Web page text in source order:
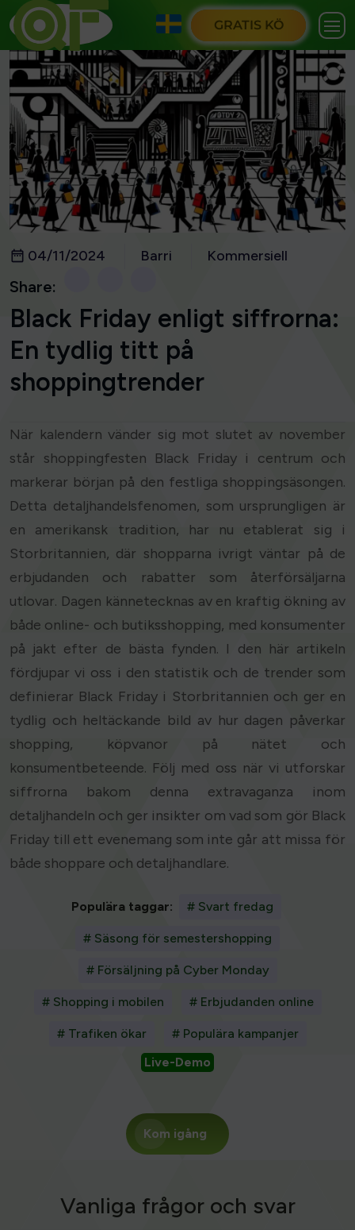
GRATIS KÖ
04/11/2024 Barri Kommersiell
Share:
Black Friday enligt siffrorna:
En tydlig titt på
shoppingtrender
När kalendern vänder sig mot slutet av november
står shoppingfesten Black Friday i centrum och
markerar början på den festliga shoppingsäsongen.
Detta detaljhandelsfenomen, som ursprungligen är
en amerikansk tradition, har nu etablerat sig i
Storbritannien, där shopparna ivrigt väntar på de
erbjudanden och rabatter som återförsäljarna
utlovar. Dagen kännetecknas av en kraftig ökning av
både online- och butiksshopping, med konsumenter
på jakt efter de bästa fynden. I den här artikeln
fördjupar vi oss i den statistik och de trender som
definierar Black Friday i Storbritannien och ger en
tydlig och heltäckande bild av hur dagen påverkar
shopping, köpvanor på nätet och
konsumentbeteende. Följ med oss när vi utforskar
siffrorna bakom denna extravaganza inom
detaljhandeln och ger insikter om vad som gör Black
Friday till ett evenemang som inte går att missa för
både shoppare och detaljhandlare.
Populära taggar: # Svart fredag
# Säsong för semestershopping
# Försäljning på Cyber Monday
# Shopping i mobilen # Erbjudanden online
# Trafiken ökar
# Populära kampanjer
Live-Demo
Kom igång
Vanliga frågor och svar